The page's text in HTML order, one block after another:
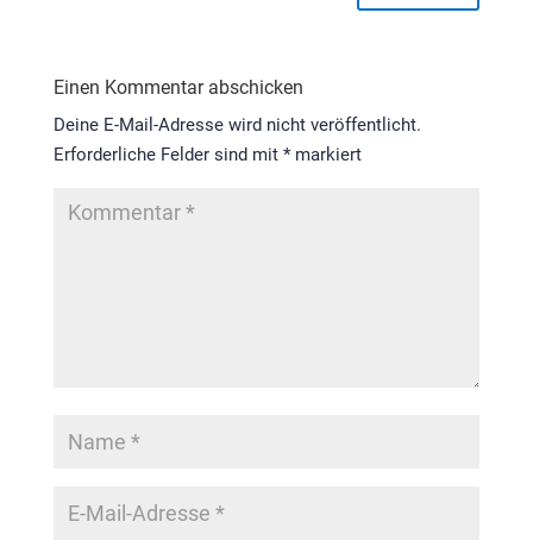
Einen Kommentar abschicken
Deine E-Mail-Adresse wird nicht veröffentlicht.
Erforderliche Felder sind mit *markiert